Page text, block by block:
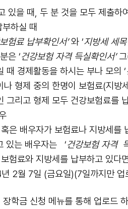
있을 때, 두 분 것을 모두 제출하
하실 때
험료 납부확인서’와 ‘지방세 세
은 ‘건강보험 자격 득실확인서’그
때 경제활동을 하시는 부나 모의 ‘
나 형제 중의 한명이 보험료(지방
그리고 형제 모두 건강보험료를
은 배우자가 보험료나 지방세를
있는 배우자는
‘건강보험 자격
험료와 지방세를 납부하고 있다
2월 7일 (금요일)(7일까지만 업
학금 신청 메뉴를 통해 업로드